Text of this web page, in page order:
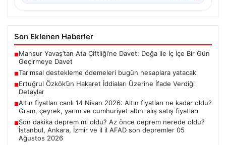
Son Eklenen Haberler
■Mansur Yavaş’tan Ata Çiftliği’ne Davet: Doğa ile İç İçe Bir Gün
Geçirmeye Davet
■Tarımsal destekleme ödemeleri bugün hesaplara yatacak
■Ertuğrul Özkök’ün Hakaret İddiaları Üzerine İfade Verdiği
Detaylar
■Altın fiyatları canlı 14 Nisan 2026: Altın fiyatları ne kadar oldu?
Gram, çeyrek, yarım ve cumhuriyet altını alış satış fiyatları
■Son dakika deprem mi oldu? Az önce deprem nerede oldu?
İstanbul, Ankara, İzmir ve il il AFAD son depremler 05
Ağustos 2026